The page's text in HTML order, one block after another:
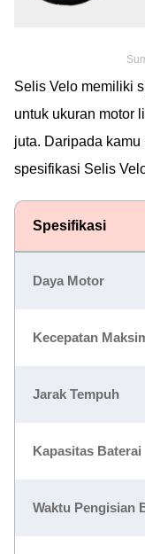
Selis Velo memiliki
untuk ukuran motor
juta. Daripada kamu
spesifikasi Selis
Spesifikasi
Daya Motor
Kecepatan
Jarak Tempuh
Kapasitas Baterai
Waktu Pengisian